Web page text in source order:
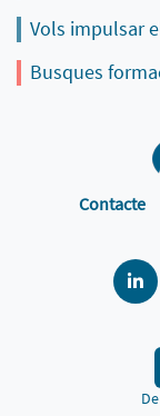
Vols impulsar
Busques
Contacte